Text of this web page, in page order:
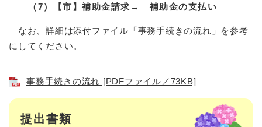
（7）【市】補助金請求→ 補助金の支払い
なお、詳細は添付ファイル「事務手続きの流れ」を参考
にしてください。
事務手続きの流れ [PDFファイル／73KB]
提出書類